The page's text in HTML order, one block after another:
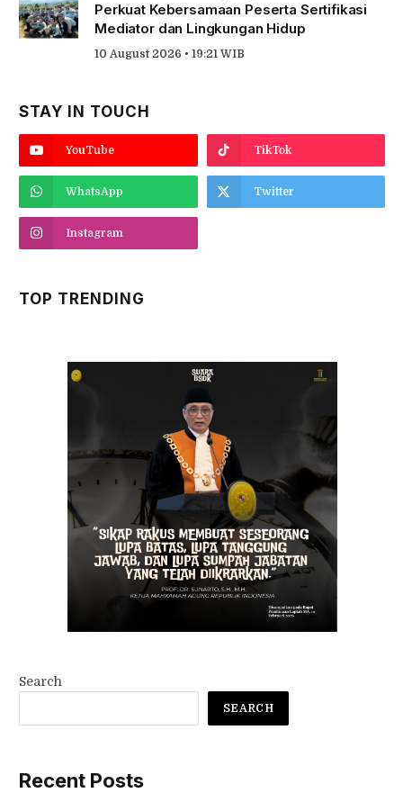
Perkuat Kebersamaan Peserta Sertifikasi
Mediator dan Lingkungan Hidup
10 August 2026 • 19:21 WIB
STAY IN TOUCH
YouTube TikTok
WhatsApp Twitter
Instagram
TOP TRENDING
Search
SEARCH
Recent Posts